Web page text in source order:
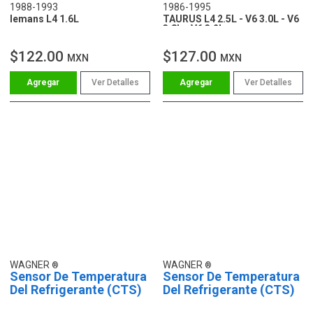
1988-1993
lemans L4 1.6L
$122.00 MXN
Ver Detalles
1986-1995
TAURUS L4 2.5L - V6 3.0L - V6
3.8L - V6 3.2L
$127.00 MXN
Ver Detalles
WAGNER
Sensor De Temperatura
Del Refrigerante (CTS)
WAGNER
Sensor De Temperatura
Del Refrigerante (CTS)